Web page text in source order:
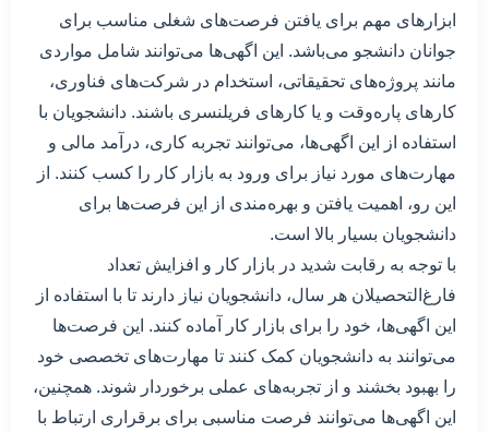
ابزارهای مهم برای یافتن فرصت‌های شغلی مناسب برای
جوانان دانشجو می‌باشد. این اگهی‌ها می‌توانند شامل مواردی
مانند پروژه‌های تحقیقاتی، استخدام در شرکت‌های فناوری،
کارهای پاره‌وقت و یا کارهای فریلنسری باشند. دانشجویان با
استفاده از این اگهی‌ها، می‌توانند تجربه کاری، درآمد مالی و
مهارت‌های مورد نیاز برای ورود به بازار کار را کسب کنند. از
این رو، اهمیت یافتن و بهره‌مندی از این فرصت‌ها برای
دانشجویان بسیار بالا است.
با توجه به رقابت شدید در بازار کار و افزایش تعداد
فارغ‌التحصیلان هر سال، دانشجویان نیاز دارند تا با استفاده از
این اگهی‌ها، خود را برای بازار کار آماده کنند. این فرصت‌ها
می‌توانند به دانشجویان کمک کنند تا مهارت‌های تخصصی خود
را بهبود بخشند و از تجربه‌های عملی برخوردار شوند. همچنین،
این اگهی‌ها می‌توانند فرصت مناسبی برای برقراری ارتباط با